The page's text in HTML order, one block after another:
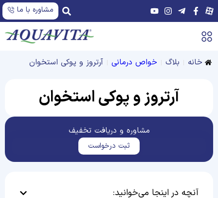
مشاوره با ما
خانه بلاگ خواص درمانی آرتروز و پوکی استخوان
آرتروز و پوکی استخوان
مشاوره و دریافت تخفیف
ثبت درخواست
آنچه در اینجا می‌خوانید: